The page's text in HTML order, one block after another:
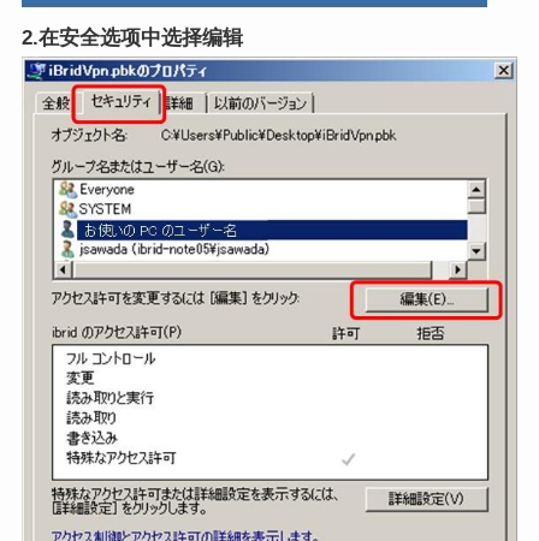
2.在安全选项中选择编辑